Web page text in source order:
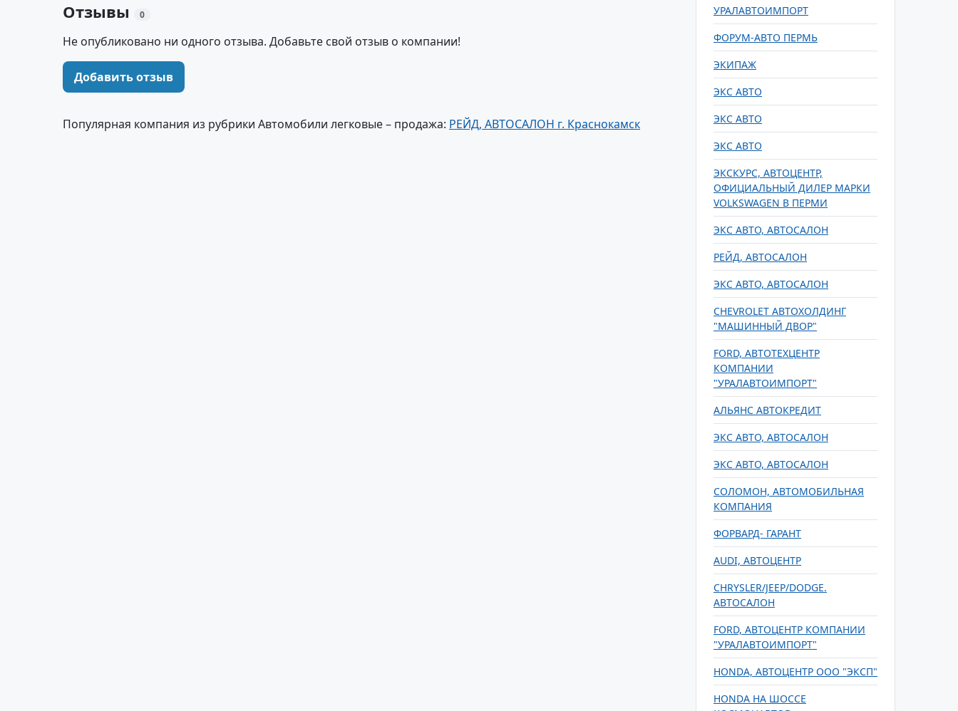
Отзывы 0
Не опубликовано ни одного отзыва. Добавьте свой отзыв о компании!
Добавить отзыв
Популярная компания из рубрики Автомобили легковые – продажа: РЕЙД, АВТОСАЛОН г. Краснокамск
УРАЛАВТОИМПОРТ
ФОРУМ-АВТО ПЕРМЬ
ЭКИПАЖ
ЭКС АВТО
ЭКС АВТО
ЭКС АВТО
ЭКСКУРС, АВТОЦЕНТР,
ОФИЦИАЛЬНЫЙ ДИЛЕР МАРКИ
VOLKSWAGEN В ПЕРМИ
ЭКС АВТО, АВТОСАЛОН
РЕЙД, АВТОСАЛОН
ЭКС АВТО, АВТОСАЛОН
CHEVROLET АВТОХОЛДИНГ
"МАШИННЫЙ ДВОР"
FORD, АВТОТЕХЦЕНТР
КОМПАНИИ
"УРАЛАВТОИМПОРТ"
АЛЬЯНС АВТОКРЕДИТ
ЭКС АВТО, АВТОСАЛОН
ЭКС АВТО, АВТОСАЛОН
СОЛОМОН, АВТОМОБИЛЬНАЯ
КОМПАНИЯ
ФОРВАРД- ГАРАНТ
AUDI, АВТОЦЕНТР
CHRYSLER/JEEP/DODGE.
АВТОСАЛОН
FORD, АВТОЦЕНТР КОМПАНИИ
"УРАЛАВТОИМПОРТ"
HONDA, АВТОЦЕНТР ООО "ЭКСП"
HONDA НА ШОССЕ